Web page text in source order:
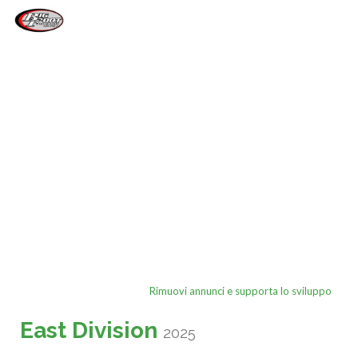
Rimuovi annunci e supporta lo sviluppo
East Division 2025